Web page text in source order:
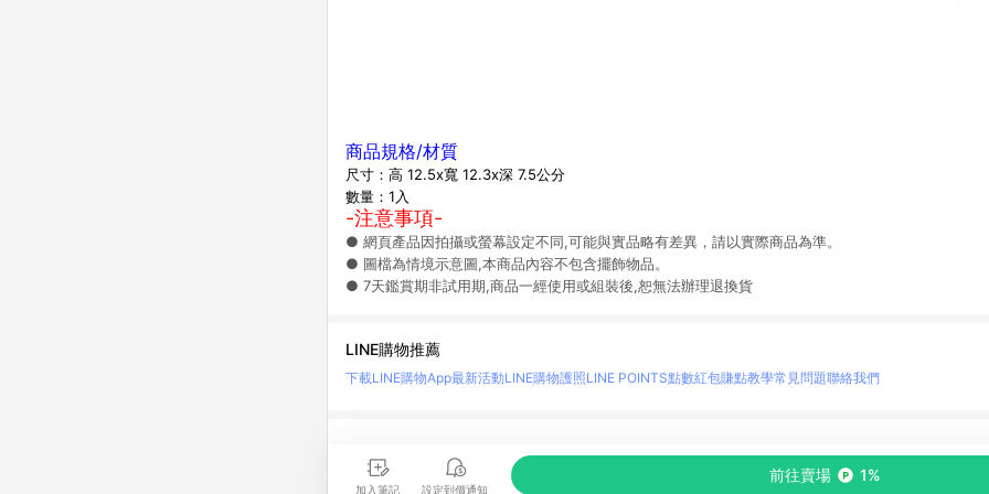
商品規格/材質
尺寸： 高 12.5x寬 12.3x深 7.5公分
數量：1入
-注意事項-
● 網頁產品因拍攝或螢幕設定不同,可能與實品略有差異，請以實際商品為準。
● 圖檔為情境示意圖,本商品內容不包含擺飾物品。
● 7天鑑賞期非試用期,商品一經使用或組裝後,恕無法辦理退換貨
加入筆記 設定到價通知
前往賣場 1%
LINE購物推薦
下載LINE購物App最新活動LINE購物護照LINE POINTS點數紅包賺點教學常見問題聯絡我們
LINE 購物是匯集購物情報與商品資訊的整合性平台，並依購物情報中的趨勢與風格做合作網路商家的延伸商
時間差，請務必點擊商品至各合作網路商家，確認現售價與購物條件，一切資訊以合作廠商網頁為準。